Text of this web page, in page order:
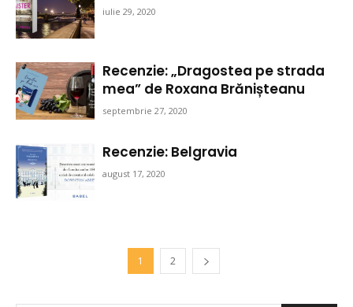
iulie 29, 2020
Recenzie: „Dragostea pe strada
mea” de Roxana Brănișteanu
septembrie 27, 2020
Recenzie: Belgravia
august 17, 2020
1 2